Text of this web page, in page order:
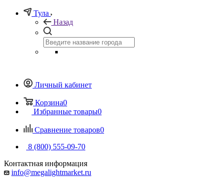
Тула
Назад
Личный кабинет
Корзина0
Избранные товары0
Сравнение товаров0
8 (800) 555-09-70
Контактная информация
info@megalightmarket.ru